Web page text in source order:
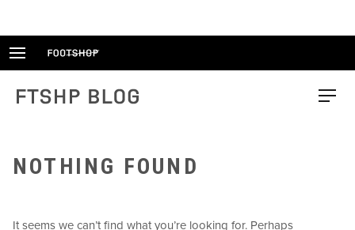
FTSHP blog Menu
NOTHING FOUND
It seems we can’t find what you’re looking for. Perhaps